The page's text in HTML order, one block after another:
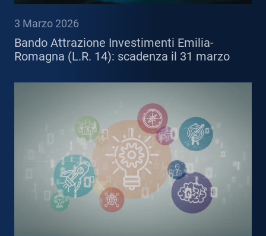
3 Marzo 2026
Bando Attrazione Investimenti Emilia-
Romagna (L.R. 14): scadenza il 31 marzo